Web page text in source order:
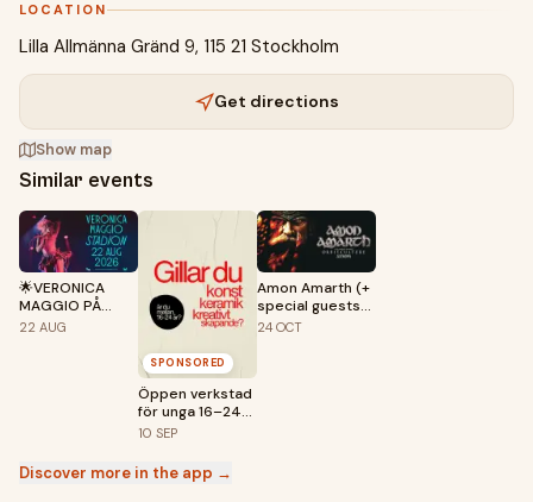
LOCATION
Lilla Allmänna Gränd 9, 115 21 Stockholm
Get directions
Show map
Similar events
🌟VERONICA
MAGGIO PÅ
STADION🌟
22 AUG
SPONSORED
Öppen verkstad
för unga 16–24
år – premiär 10
10 SEP
Amon Amarth (+
special guests
Orbit Culture &
24 OCT
Discover more in the app →